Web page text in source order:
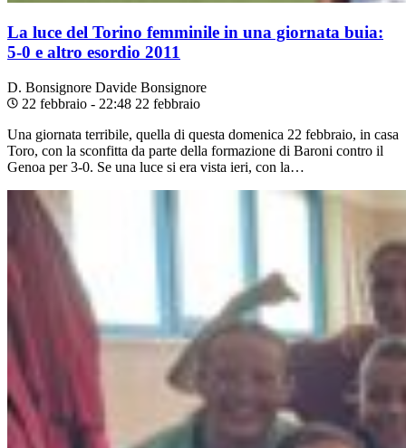
La luce del Torino femminile in una giornata buia:
5-0 e altro esordio 2011
D. Bonsignore Davide Bonsignore
22 febbraio - 22:48 22 febbraio
Una giornata terribile, quella di questa domenica 22 febbraio, in casa
Toro, con la sconfitta da parte della formazione di Baroni contro il
Genoa per 3-0. Se una luce si era vista ieri, con la…